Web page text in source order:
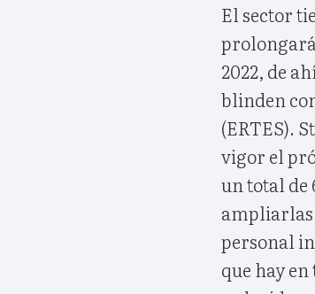
El sector
prolongará
2022, de
blinden
(ERTES).
vigor el
un total de
ampliarlas
personal
que hay